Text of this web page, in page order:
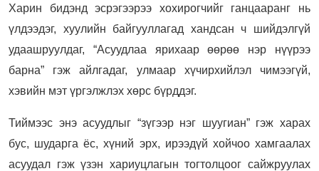
Харин бидэнд эсрэгээрээ хохирогчийг ганцааранг нь
үлдээдэг, хуулийн байгууллагад хандсан ч шийдэлгүй
удаашруулдаг, “Асуудлаа ярихаар өөрөө нэр нүүрээ
барна” гэж айлгадаг, улмаар хүчирхийлэл чимээгүй,
хэвийн мэт үргэлжлэх хөрс бүрддэг.
Тиймээс энэ асуудлыг “зүгээр нэг шуугиан” гэж харах
бус, шударга ёс, хүний эрх, ирээдүй хойчоо хамгаалах
асуудал гэж үзэн хариуцлагын тогтолцоог сайжруулах